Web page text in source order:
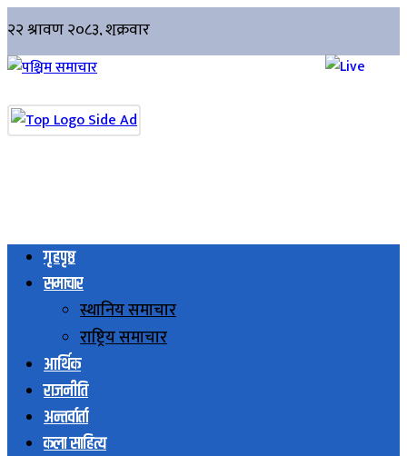
गृहपृष्ठ
समाचार
स्थानिय समाचार
राष्ट्रिय समाचार
आर्थिक
राजनीति
अन्तर्वार्ता
कला साहित्य